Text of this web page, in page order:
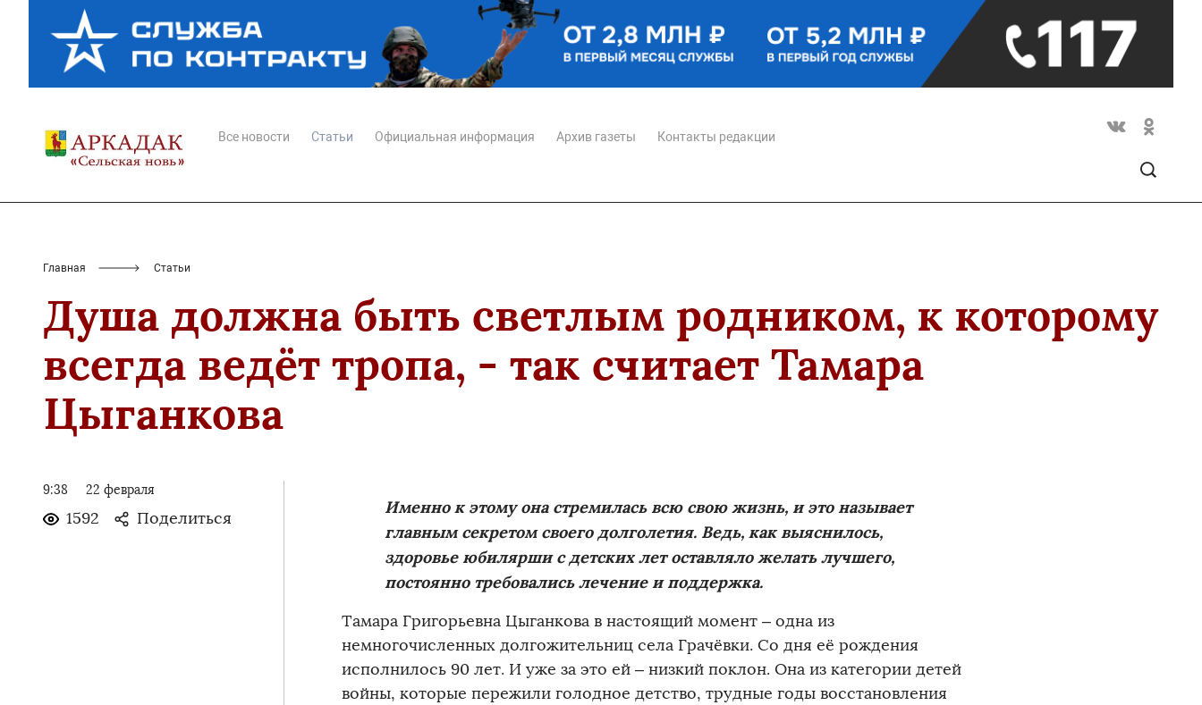
Все новости Статьи Официальная информация Архив газеты Контакты редакции
Главная Статьи
Душа должна быть светлым родником, к которому
всегда ведёт тропа, - так считает Тамара
Цыганкова
9:38 22 февраля
1592 Поделиться
Именно к этому она стремилась всю свою жизнь, и это называет
главным секретом своего долголетия. Ведь, как выяснилось,
здоровье юбилярши с детских лет оставляло желать лучшего,
постоянно требовались лечение и поддержка.
Тамара Григорьевна Цыганкова в настоящий момент – одна из
немногочисленных долгожительниц села Грачёвки. Со дня её рождения
исполнилось 90 лет. И уже за это ей – низкий поклон. Она из категории детей
войны, которые пережили голодное детство, трудные годы восстановления